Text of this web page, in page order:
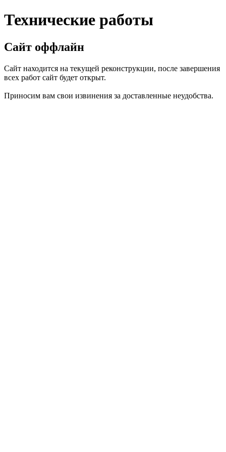
Технические работы
Сайт оффлайн
Сайт находится на текущей реконструкции, после завершения
всех работ сайт будет открыт.
Приносим вам свои извинения за доставленные неудобства.